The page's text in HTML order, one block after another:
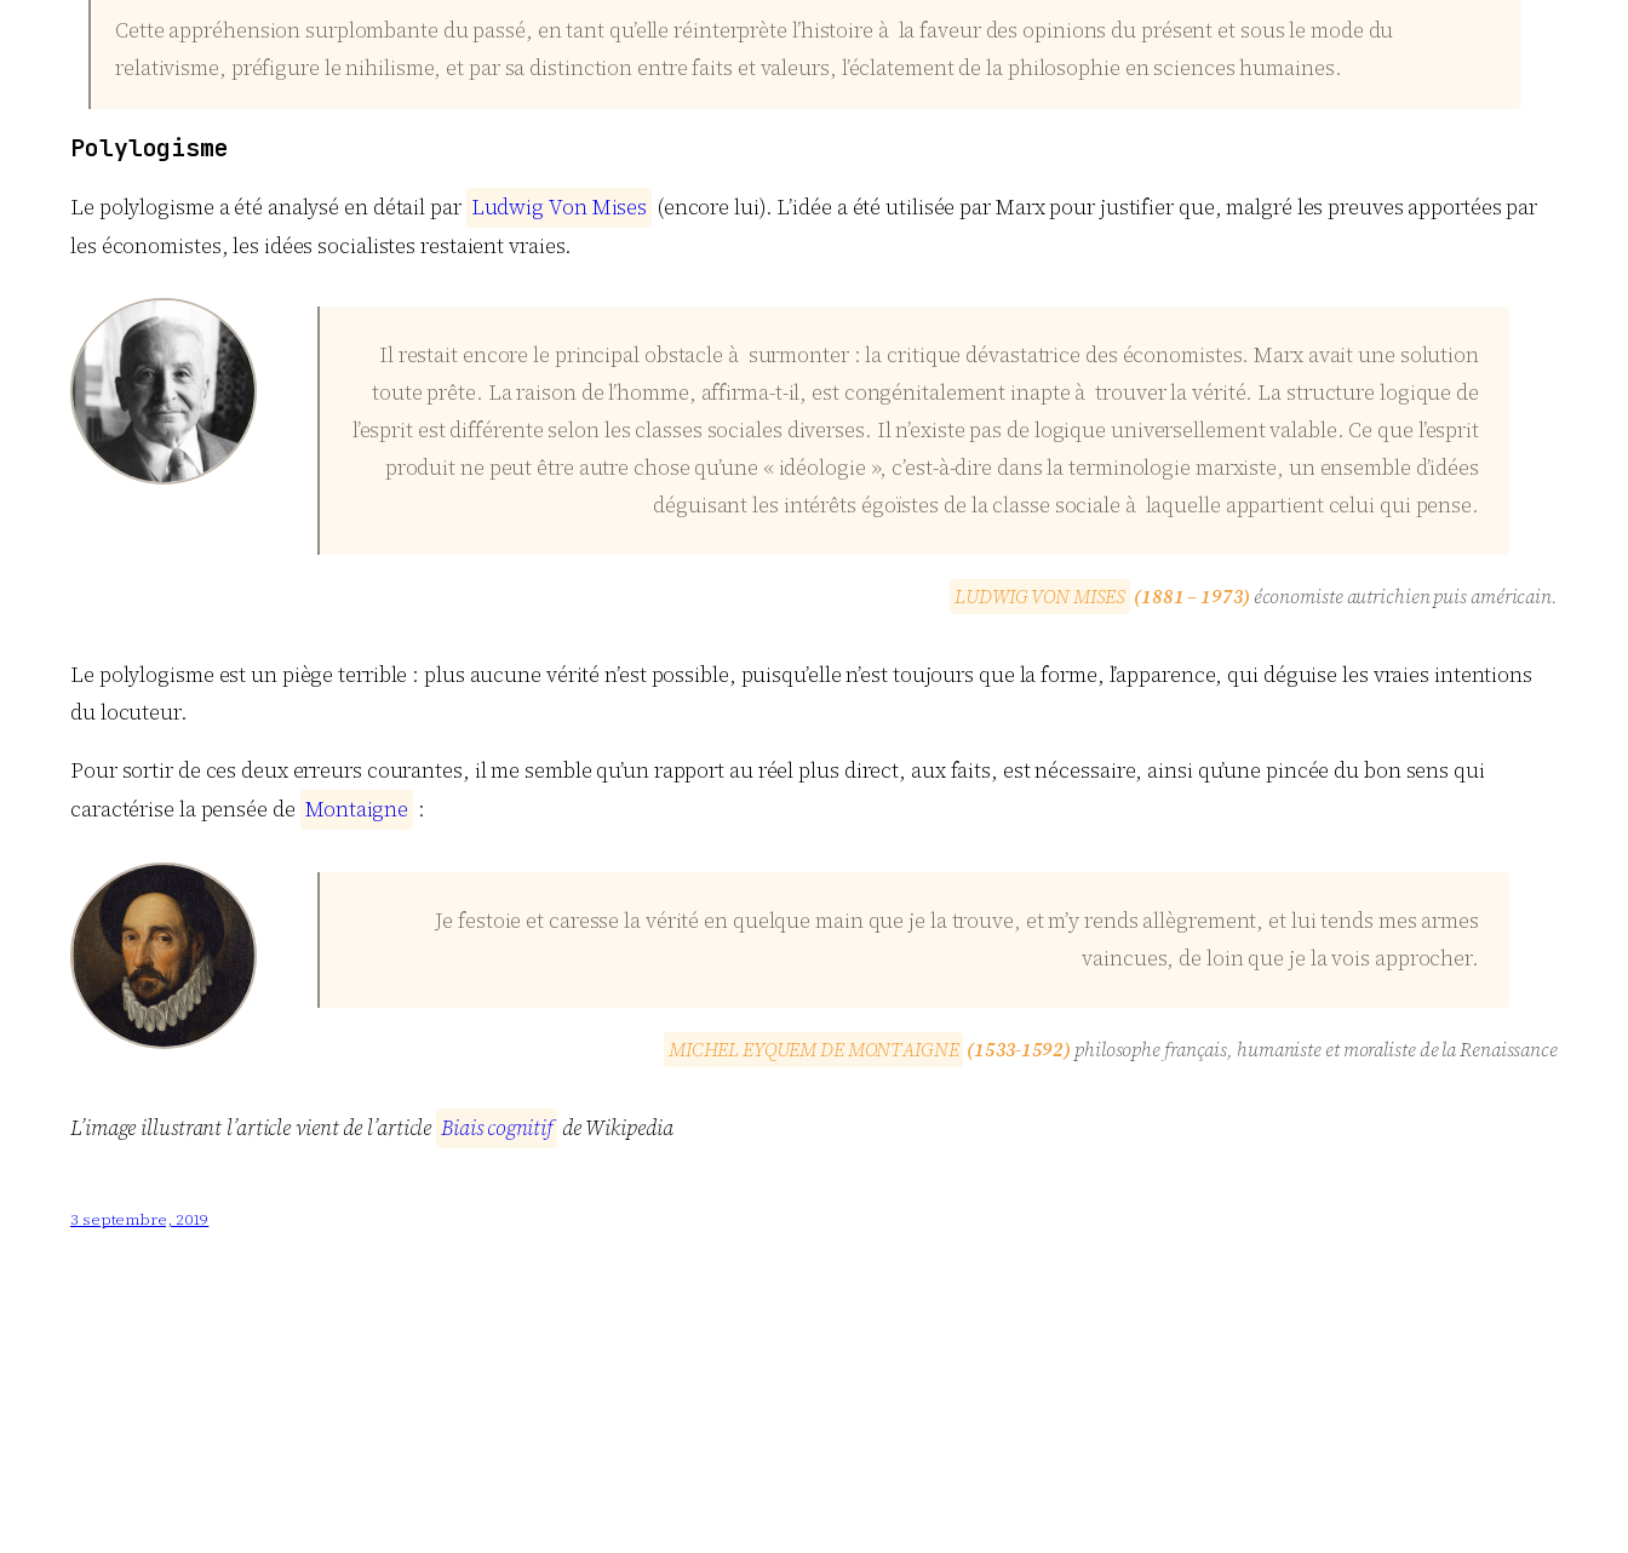
Cette appréhension surplombante du passé, en tant qu’elle réinterprète l’histoire à la faveur des opinions du présent et sous le mode du
relativisme, préfigure le nihilisme, et par sa distinction entre faits et valeurs, l’éclatement de la philosophie en sciences humaines.
Polylogisme
Le polylogisme a été analysé en détail par Ludwig VonMises (encore lui). L’idée a été utilisée par Marx pour justifier que, malgré les preuves apportées par
les économistes, les idées socialistes restaient vraies.
Il restait encore le principal obstacle à surmonter : la critique dévastatrice des économistes. Marx avait une solution
toute prête. La raison de l’homme, affirma-t-il, est congénitalement inapte à trouver la vérité. La structure logique de
l’esprit est différente selon les classes sociales diverses. Il n’existe pas de logique universellement valable. Ce que l’esprit
produit ne peut être autre chose qu’une « idéologie », c’est-à-dire dans la terminologie marxiste, un ensemble d’idées
déguisant les intérêts égoïstes de la classe sociale à laquelle appartient celui qui pense.
LUDWIGVONMISES (1881 – 1973) économiste autrichien puis américain.
Le polylogisme est un piège terrible : plus aucune vérité n’est possible, puisqu’elle n’est toujours que la forme, l’apparence, qui déguise les vraies intentions
du locuteur.
Pour sortir de ces deux erreurs courantes, il me semble qu’un rapport au réel plus direct, aux faits, est nécessaire, ainsi qu’une pincée du bon sens qui
caractérise la pensée de Montaigne :
Je festoie et caresse la vérité en quelque main que je la trouve, et m’y rends allègrement, et lui tends mes armes
vaincues, de loin que je la vois approcher.
MICHELEYQUEMDEMONTAIGNE (1533-1592) philosophe français, humaniste et moraliste de la Renaissance
L’image illustrant l’article vient de l’article Biaiscognitif de Wikipedia
3 septembre, 2019